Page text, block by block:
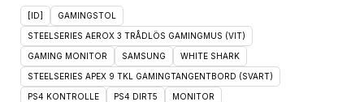
[ID] GAMINGSTOL
STEELSERIES AEROX 3 TRÅDLÖS GAMINGMUS (VIT)
GAMING MONITOR SAMSUNG WHITE SHARK
STEELSERIES APEX 9 TKL GAMINGTANGENTBORD (SVART)
PS4 KONTROLLE PS4 DIRT5 MONITOR